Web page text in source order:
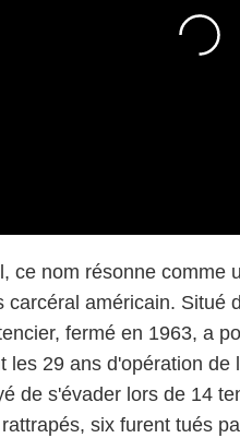
ce nom résonne comme
carcéral américain. Situé
fermé en 1963, a
les 29 ans d'opération
de s'évader lors de 14
six furent tués